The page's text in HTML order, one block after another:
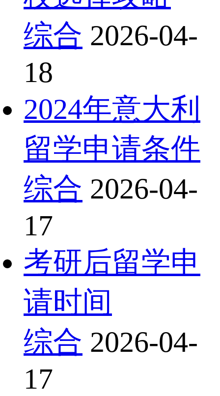
综合 2026-04-
18
2024年意大利
留学申请条件
综合 2026-04-
17
考研后留学申
请时间
综合 2026-04-
17